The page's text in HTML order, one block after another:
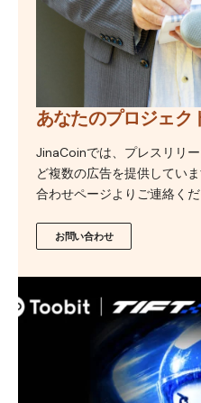
あなたのプロジェク
JinaCoinでは、プレスリリ
ど複数の広告を提供してい
合わせページよりご連絡くだ
お問い合わせ